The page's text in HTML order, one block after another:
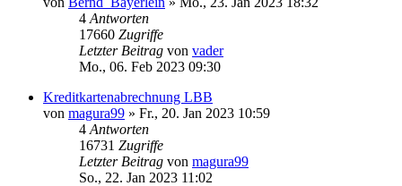
4 Antworten
17660 Zugriffe
Letzter Beitrag von vader
Mo., 06. Feb 2023 09:30
Kreditkartenabrechnung LBB
von magura99 » Fr., 20. Jan 2023 10:59
4 Antworten
16731 Zugriffe
Letzter Beitrag von magura99
So., 22. Jan 2023 11:02